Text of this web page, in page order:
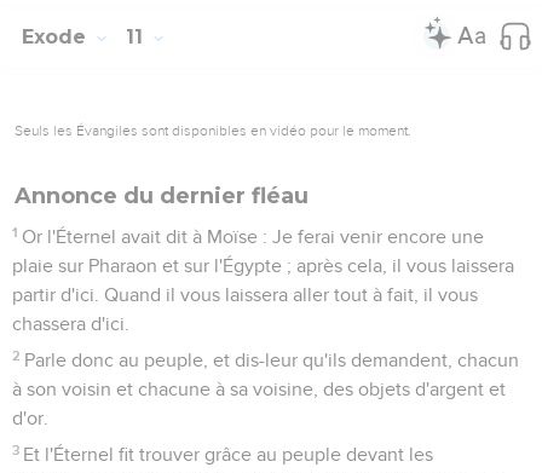
Exode 11
Seuls les Évangiles sont disponibles en vidéo pour le moment.
Annonce du dernier fléau
1 Or l'Éternel avait dit à Moïse : Je ferai venir encore une
plaie sur Pharaon et sur l'Égypte ; après cela, il vous laissera
partir d'ici. Quand il vous laissera aller tout à fait, il vous
chassera d'ici.
2 Parle donc au peuple, et dis-leur qu'ils demandent, chacun
à son voisin et chacune à sa voisine, des objets d'argent et
d'or.
3 Et l'Éternel fit trouver grâce au peuple devant les